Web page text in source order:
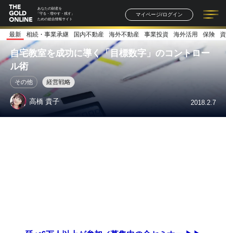
あなたの財産を
「守る・増やす・残す」
ための総合情報サイト
マイページ/ログイン
記事一覧 連載一覧
著者一覧 書籍一覧
最新 相続・事業承継 国内不動産 海外不動産 事業投資 海外活用 保険
自宅教室を成功に導く「目標数字」のコントロー
ル術
その他 経営戦略
高橋 貴子 2018.2.7